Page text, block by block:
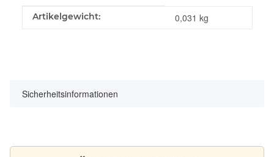
Produkteigenschaft
Wert
Artikelgewicht: 0,031 kg
Sicherheitsinformationen